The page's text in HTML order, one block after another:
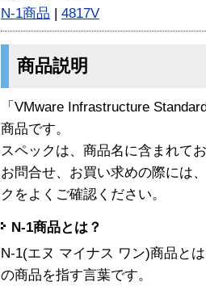
N-1商品 | 4817V
商品説明
「VMware Infrastructure
商品です。
スペックは、商品名に含まれて
お問合せ、お買い求めの際には
クをよくご確認ください。
N-1商品とは？
N-1(エヌ マイナス ワン)商品と
の商品を指す言葉です。